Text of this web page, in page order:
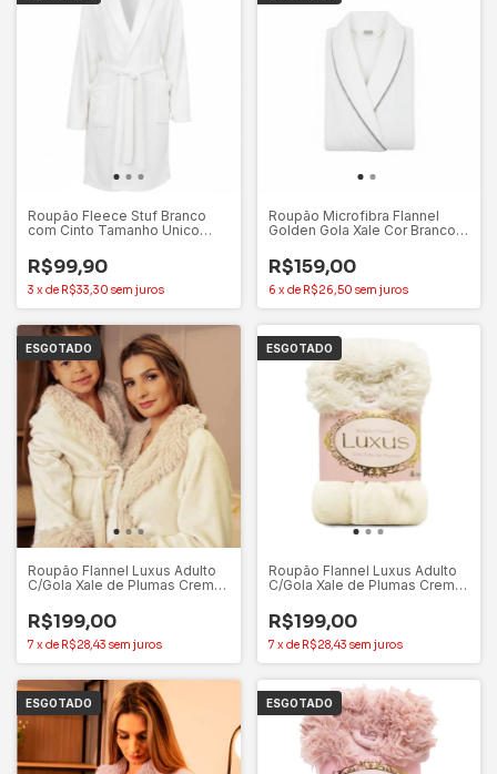
Roupão Fleece Stuf Branco
com Cinto Tamanho Unico
R$99,90
3 x de R$33,30 sem juros
Roupão Microfibra Flannel
Golden Gola Xale Cor Branco
R$159,00
6 x de R$26,50 sem juros
ESGOTADO
Roupão Flannel Luxus Adulto
C/Gola Xale de Plumas Creme
R$199,00
7 xde R$28,43 sem juros
ESGOTADO
Roupão Flannel Luxus Adulto
C/Gola Xale de Plumas Creme
R$199,00
7 xde R$28,43 sem juros
ESGOTADO ESGOTADO